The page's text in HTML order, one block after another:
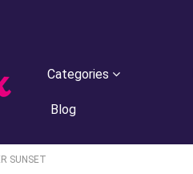
Categories
Blog
SUNSET